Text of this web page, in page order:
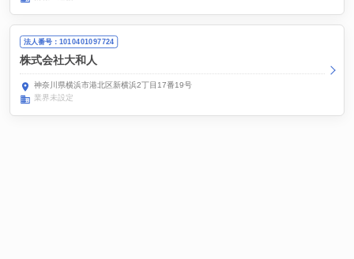
法人番号：1010401097724
株式会社大和人
神奈川県横浜市港北区新横浜2丁目17番19号
業界未設定